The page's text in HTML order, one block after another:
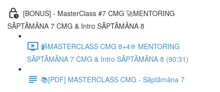
[BONUS] - MasterClass #7 CMG 🚀MENTORING
SĂPTĂMÂNA 7 CMG & Intro SĂPTĂMÂNA 8
📹MASTERCLASS CMG 8+4❊ MENTORING
SĂPTĂMÂNA 7 CMG & Intro SĂPTĂMÂNA 8 (90:31)
📚[PDF] MASTERCLASS CMG - Săptămâna 7